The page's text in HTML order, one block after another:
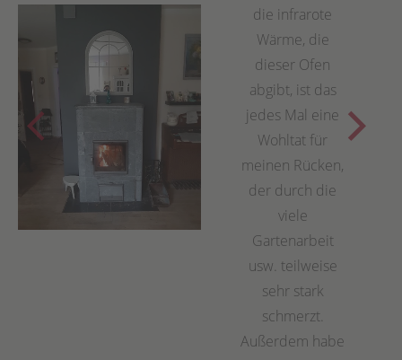
die infrarote
Wärme, die
dieser Ofen
abgibt, ist das
jedes Mal eine
Wohltat für
meinen Rücken,
der durch die
viele
Gartenarbeit
usw. teilweise
sehr stark
schmerzt.
Außerdem habe